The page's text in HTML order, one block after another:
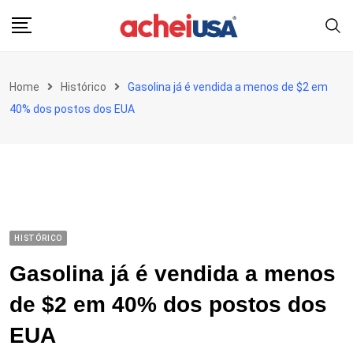
Home Histórico
Gasolina já é vendida a menos de $2 em
40% dos postos dos EUA
HISTÓRICO
Gasolina já é vendida a menos
de $2 em 40% dos postos dos
EUA